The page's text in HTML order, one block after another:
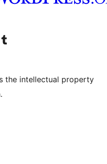
kanál
Navštivte náš Tumblr účet
the intellectual property